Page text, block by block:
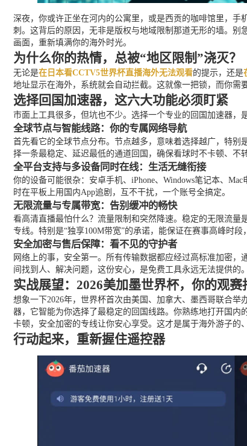
深夜，你或许正坐在河内的公寓里，或是西贡的咖啡馆里，手
刺。这背后的原因，无非是版权与地域限制那道无形的墙。
画面，重新填满你的海外时光。
为什么你的热情，总被“地区限制”浇灭？
无论是在日本看CCTV5世界杯直播海外无法观看的提示，还是
地址显示在海外，系统就会自动拦截。这就像一把锁，而你
选择回国加速器，这六大功能必须盯紧
市面上工具很多，但坑也不少。选择一个专业的回国加速器，
全球节点与智能线路：你的专属网络导航
首先看它的全球节点分布。节点越多，意味着选择越广，特
择一条最稳定、延迟最低的通道回国，确保看球时不卡顿、不转
全平台支持与多设备同时在线：生活无缝衔接
你的设备可能很杂：安卓手机、iPhone、Windows笔记本、
时在平板上用国内App追剧，互不干扰，一个账号全搞定。
无限流量与专属带宽：告别缓冲的畅快
看高清直播最怕什么？流量限制和突然降速。稳定的无限流量
专线。特别是“独享100M带宽”的承诺，能保证在赛事高峰时
安全加密与售后保障：看不见的守护者
网络上的事，安全第一。所有传输数据都应经过高标准加密
间找到人、解决问题，这份安心，是免费工具永远无法提供的。
实战展望：2026美加墨世界杯，你的观赛
想象一下2026年，世界杯首次由美国、加拿大、墨西哥联合
器，它智能为你选择了最稳定的回国线路。你熟练地打开国
卡顿，安全加密的专线让你安心享受。这才是属于海外游子的
行动起来，重新握住遥控器